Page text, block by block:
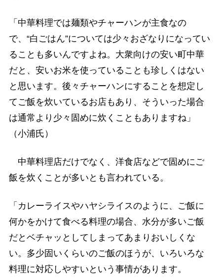
「中華料理では麺類やチャーハンが主食なの
で、“白ごはん”については少々おざなりになってい
ることも多いんですよね。大衆向けの安い町中華
だと、安いお米を使っていることも珍しくはない
と思います。後々チャーハンにすることを想定し
てご飯を炊いているお店もあり、そういった場合
は通常より少々固めに炊くこともありますね」
（小浦氏）
中華料理店だけでなく、洋食店などで固めにご
飯を炊くことが多いとも言われている。
「カレーライスやハヤシライスのように、ご飯に
何かをかけて食べる料理の場合、水分が多いご飯
だとベチャッとしてしまってあまりおいしくな
い。多少固いくらいのご飯のほうが、いろいろな
料理に対応しやすいという事情があります。